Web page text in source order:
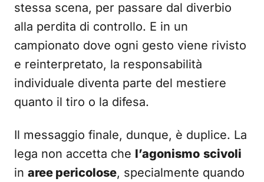
stessa scena, per passare dal diverbio
alla perdita di controllo. E in un
campionato dove ogni gesto viene rivisto
e reinterpretato, la responsabilità
individuale diventa parte del mestiere
quanto il tiro o la difesa.
Il messaggio finale, dunque, è duplice. La
lega non accetta che l’agonismo scivoli
in aree pericolose, specialmente quando